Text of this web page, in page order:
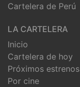
Cartelera de Perú
LA CARTELERA
Inicio
Cartelera de hoy
Próximos estrenos
Por cine